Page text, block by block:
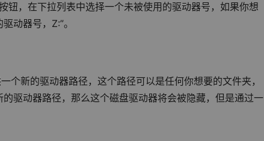
钮，在下拉列表中选择一个未被使用的驱动器号，如果你想
动器号，Z:”。
个新的驱动器路径，这个路径可以是任何你想要的文件夹，
驱动器路径，那么这个磁盘驱动器将会被隐藏，但是通过一